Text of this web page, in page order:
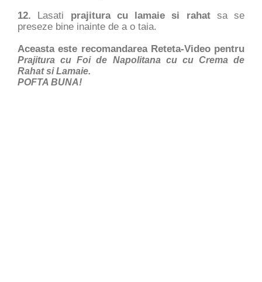
12. Lasati prajitura cu lamaie si rahatsa se
preseze bine inainte de a o taia.
Aceasta este recomandarea Reteta-Video pentru
Prajitura cu Foi de Napolitana cu cu Crema de
Rahat si Lamaie.
POFTA BUNA!